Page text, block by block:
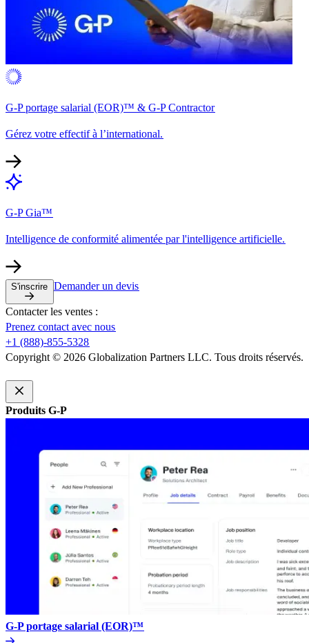
G-P portage salarial (EOR)™ & G-P Contractor​​
Gérez votre effectif à l’international.​​
G-P Gia™​​
Intelligence de conformité alimentée par l'intelligence artificielle.​​
S'inscrire​​ Demander un devis​​
Contacter les ventes :​​
Prenez contact avec nous​​
+1 (888)-855-5328​​
Copyright © 2026 Globalization Partners LLC. Tous droits réservés.​​
Produits G-P​​
G-P portage salarial (EOR)™​​